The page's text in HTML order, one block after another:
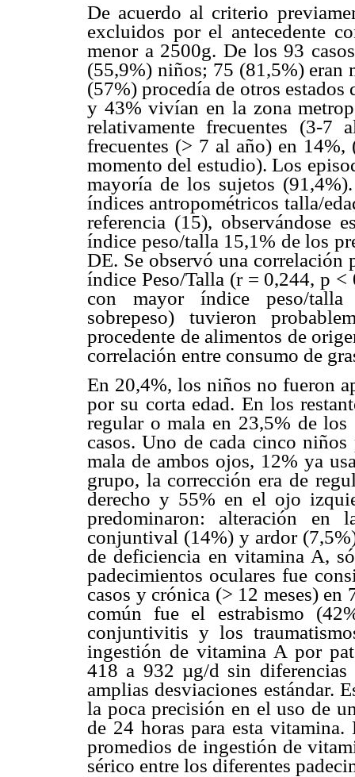
De acuerdo al criterio
excluidos por el antecedente
menor a 2500g. De los 93
(55,9%) niños; 75 (81,5%) eran
(57%) procedía de otros
y 43% vivían en la zona
relativamente frecuentes (3-
frecuentes (> 7 al año) en 14%,
momento del estudio). Los
mayoría de los sujetos
índices antropométricos talla/
referencia (15), observándose
índice peso/talla 15,1% de los
DE. Se observó una
índice Peso/Talla (r = 0,244, p
con mayor índice peso/talla
sobrepeso) tuvieron
procedente de alimentos de
correlación entre consumo de
En 20,4%, los niños no fueron
por su corta edad. En los
regular o mala en 23,5% de
casos. Uno de cada cinco
mala de ambos ojos, 12% ya
grupo, la corrección era de
derecho y 55% en el ojo
predominaron: alteración en
conjuntival (14%) y ardor
de deficiencia en vitamina A,
padecimientos oculares fue
casos y crónica (> 12 meses)
común fue el estrabismo
conjuntivitis y los
ingestión de vitamina A por
418 a 932 µg/d sin diferencias
amplias desviaciones estándar.
la poca precisión en el uso de
de 24 horas para esta
promedios de ingestión de
sérico entre los diferentes